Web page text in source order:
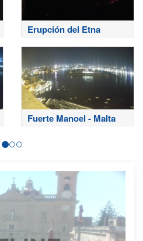
Erupción del Etna
Fuerte Manoel - Malta